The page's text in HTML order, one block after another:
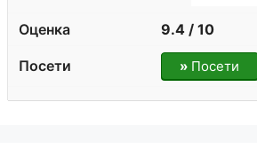
9.4 / 10
» Посети